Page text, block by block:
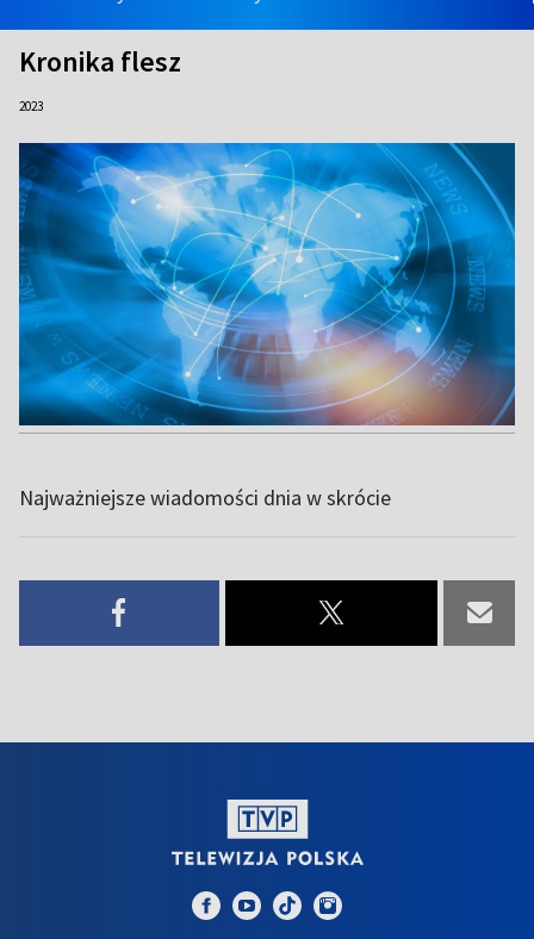
Kronika flesz
2023
Najważniejsze wiadomości dnia w skrócie